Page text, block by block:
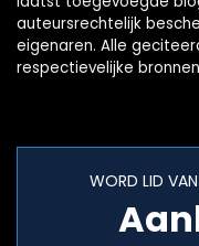
auteursrechtelijk
eigenaren. Alle
respectievelijke
WORD LID